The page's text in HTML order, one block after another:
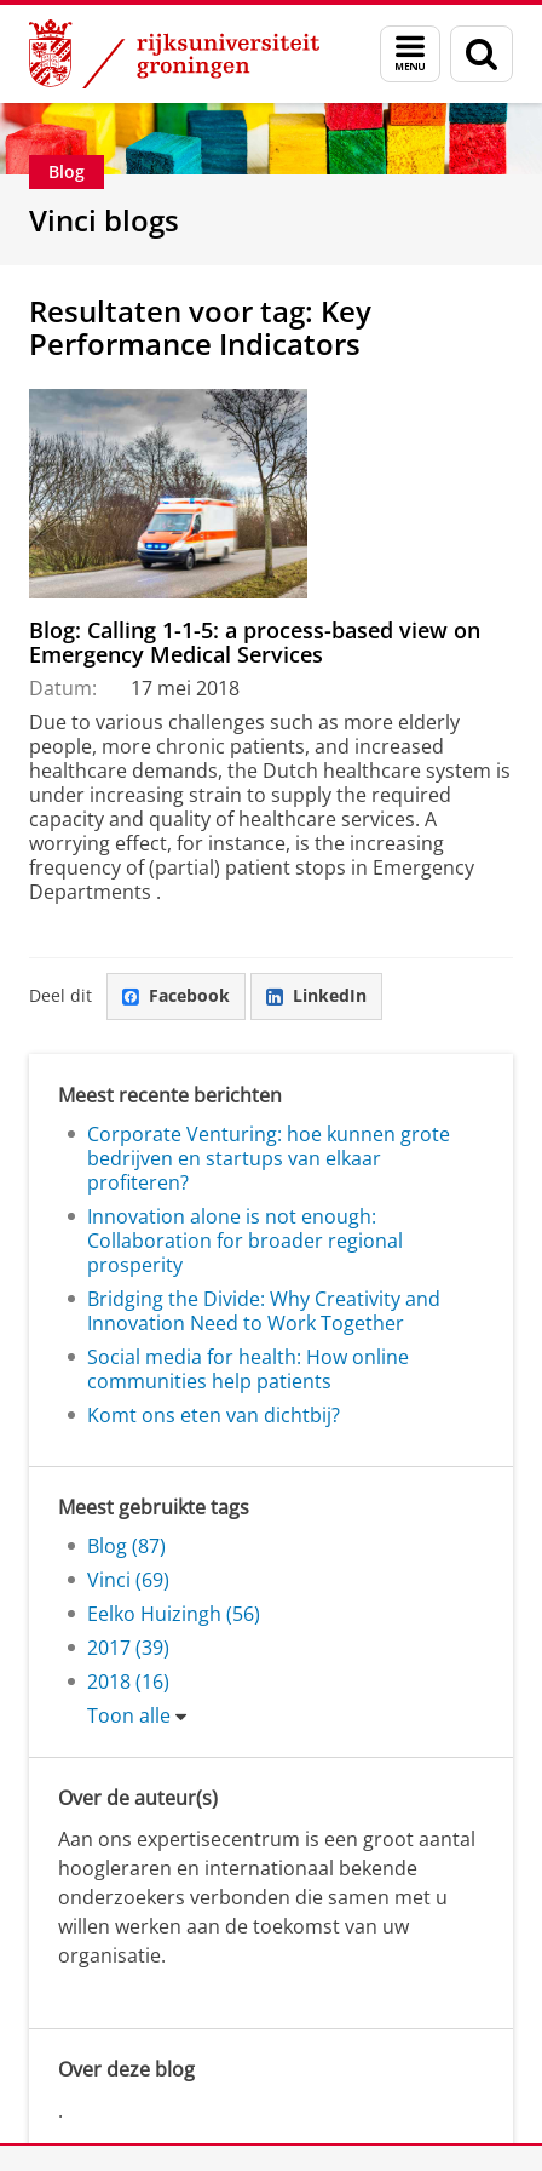
Skip
Content
Skip
Navigation
Menu
en
zoeken
Department of Innovation Management &
Blog
Vinci blogs
Resultaten voor tag: Key
Performance Indicators
Blog: Calling 1-1-5: a process-based view on
Emergency Medical Services
Datum:
17 mei 2018
Due to various challenges such as more elderly
people, more chronic patients, and increased
healthcare demands, the Dutch healthcare system is
under increasing strain to supply the required
capacity and quality of healthcare services. A
worrying effect, for instance, is the increasing
frequency of (partial) patient stops in Emergency
Departments .
Deel dit Facebook LinkedIn
Meest recente berichten
Corporate Venturing: hoe kunnen grote
bedrijven en startups van elkaar
profiteren?
Innovation alone is not enough:
Collaboration for broader regional
prosperity
Bridging the Divide: Why Creativity and
Innovation Need to Work Together
Social media for health: How online
communities help patients
Komt ons eten van dichtbij?
Meest gebruikte tags
Blog (87)
Vinci (69)
Eelko Huizingh (56)
2017 (39)
2018 (16)
Toon alle
Over de auteur(s)
Aan ons expertisecentrum is een groot aantal
hoogleraren en internationaal bekende
onderzoekers verbonden die samen met u
willen werken aan de toekomst van uw
organisatie.
Over deze blog
.